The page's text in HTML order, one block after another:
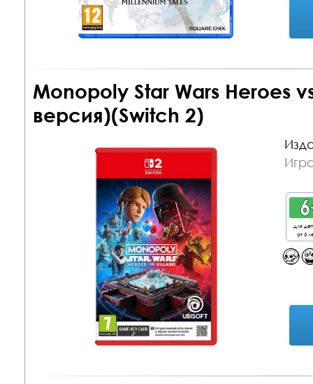
Monopoly Star Wars Heroes
версия)(Switch 2)
для
от 6